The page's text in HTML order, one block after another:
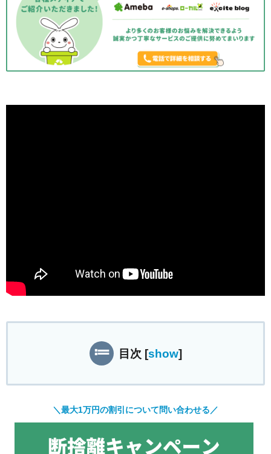
目次 [show]
＼最大1万円の割引について問い合わせる／